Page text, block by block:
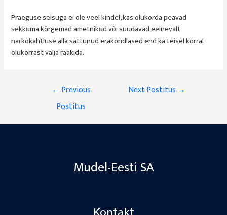
Praeguse seisuga ei ole veel kindel, kas olukorda peavad
sekkuma kõrgemad ametnikud või suudavad eelnevalt
narkokahtluse alla sattunud erakondlased end ka teisel korral
olukorrast välja rääkida.
Navigeerimine
← Previous
Postitus
Next Postitus →
Mudel-Eesti SA